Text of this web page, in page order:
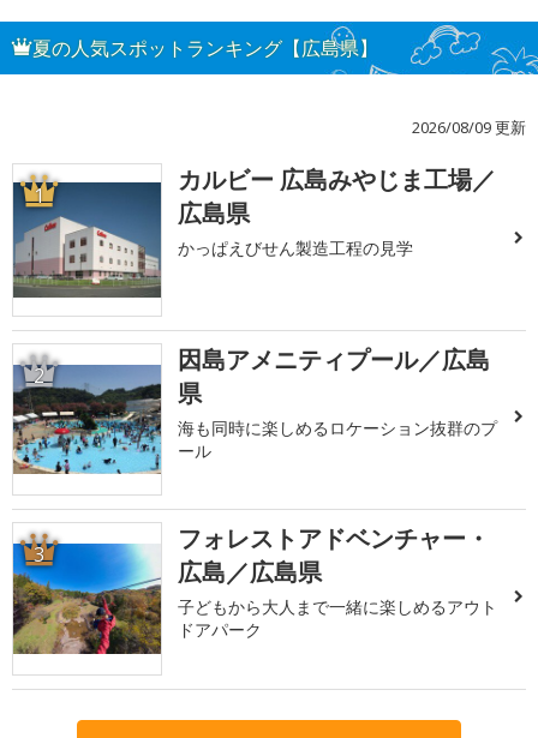
夏の人気スポットランキング【広島県】
2026/08/09 更新
1
カルビー 広島みやじま工場／
広島県
かっぱえびせん製造工程の見学
2
因島アメニティプール／広島
県
海も同時に楽しめるロケーション抜群のプ
ール
3
フォレストアドベンチャー・
広島／広島県
子どもから大人まで一緒に楽しめるアウト
ドアパーク